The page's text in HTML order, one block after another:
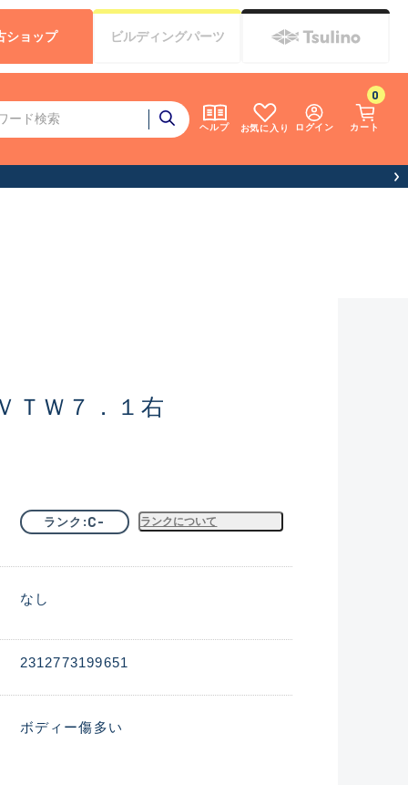
ヘルプ お気に入り ログイン カート
0
ショップ ビルディングパーツ
ＴＷ７．１右
ランク C- ランクについて
なし
2312773199651
ボディー傷多い